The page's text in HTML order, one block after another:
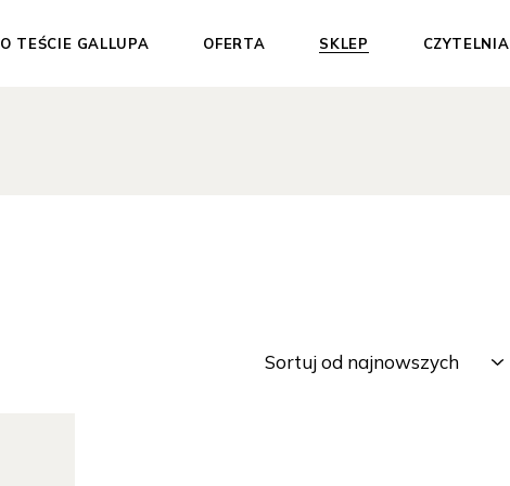
O TEŚCIE GALLUPA OFERTA SKLEP CZYTELNIA
Sortuj od najnowszych